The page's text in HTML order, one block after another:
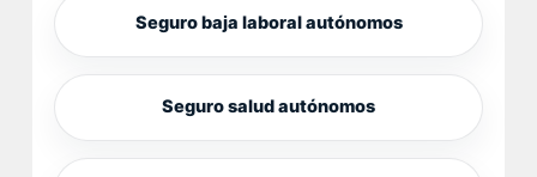
Seguro baja laboral autónomos
Seguro salud autónomos